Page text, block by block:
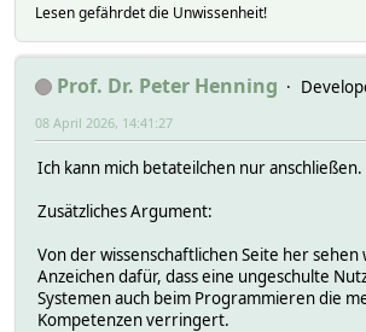
Lesen gefährdet die Unwissenheit!
Prof. Dr. Peter Henning
08 April 2026, 14:41:27
Ich kann mich betateilchen nur anschließen.
Zusätzliches Argument:
Von der wissenschaftlichen Seite her sehen
Anzeichen dafür, dass eine ungeschulte
Systemen auch beim Programmieren die
Kompetenzen verringert.